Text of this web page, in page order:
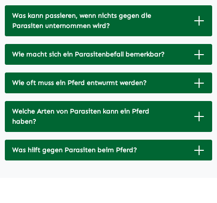
Was kann passieren, wenn nichts gegen die
Parasiten unternommen wird?
Wie macht sich ein Parasitenbefall bemerkbar?
Wie oft muss ein Pferd entwurmt werden?
Welche Arten von Parasiten kann ein Pferd
haben?
Was hilft gegen Parasiten beim Pferd?